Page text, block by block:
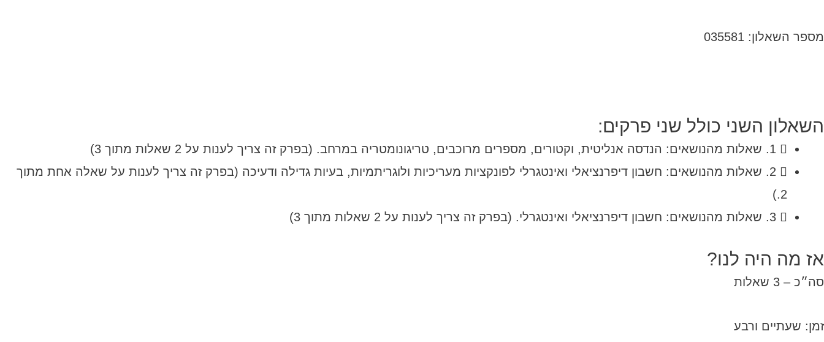
מספר השאלון: 035581
השאלון השני כולל שני פרקים:
1. שאלות מהנושאים: הנדסה אנליטית, וקטורים, מספרים מרוכבים, טריגונומטריה במרחב. (בפרק זה צריך לענות על 2 שאלות מתוך 3)
2. שאלות מהנושאים: חשבון דיפרנציאלי ואינטגרלי לפונקציות מעריכיות ולוגריתמיות, בעיות גדילה ודעיכה (בפרק זה צריך לענות על שאלה אחת מתוך
2.)
3. שאלות מהנושאים: חשבון דיפרנציאלי ואינטגרלי. (בפרק זה צריך לענות על 2 שאלות מתוך 3)
אז מה היה לנו?
סה״כ – 3 שאלות
זמן: שעתיים ורבע